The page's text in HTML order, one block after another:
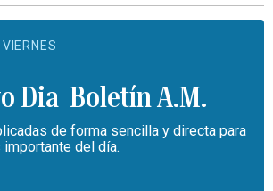
Boletín A.M.
de forma sencilla y directa para
del día.